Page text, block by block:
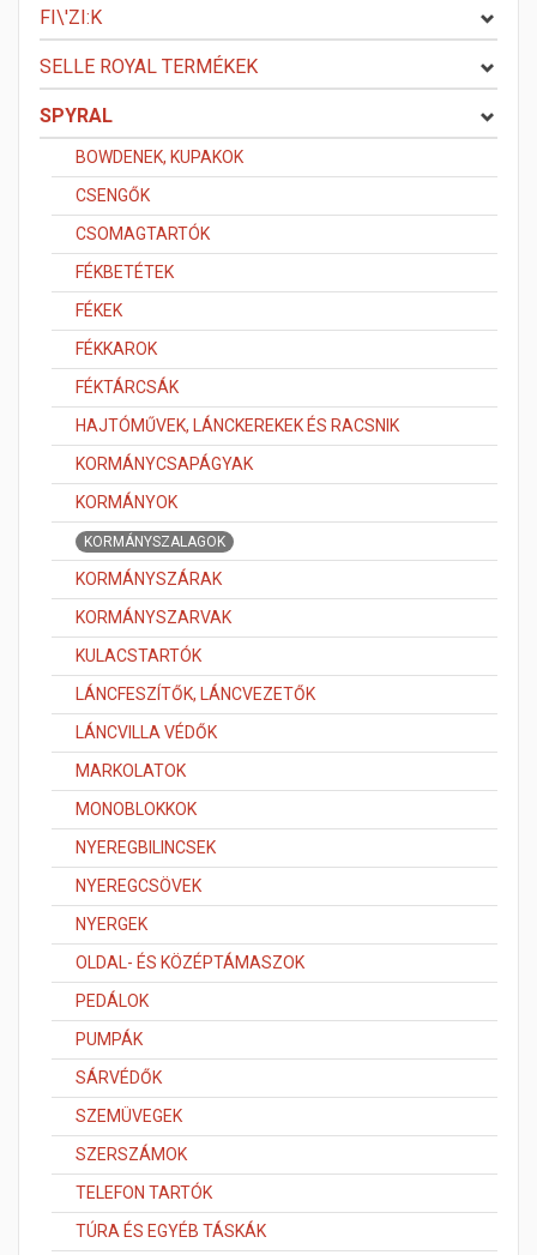
FI\'ZI:K
SELLE ROYAL TERMÉKEK
SPYRAL
BOWDENEK, KUPAKOK
CSENGŐK
CSOMAGTARTÓK
FÉKBETÉTEK
FÉKEK
FÉKKAROK
FÉKTÁRCSÁK
HAJTÓMŰVEK, LÁNCKEREKEK ÉS RACSNIK
KORMÁNYCSAPÁGYAK
KORMÁNYOK
KORMÁNYSZALAGOK
KORMÁNYSZÁRAK
KORMÁNYSZARVAK
KULACSTARTÓK
LÁNCFESZÍTŐK, LÁNCVEZETŐK
LÁNCVILLA VÉDŐK
MARKOLATOK
MONOBLOKKOK
NYEREGBILINCSEK
NYEREGCSÖVEK
NYERGEK
OLDAL- ÉS KÖZÉPTÁMASZOK
PEDÁLOK
PUMPÁK
SÁRVÉDŐK
SZEMÜVEGEK
SZERSZÁMOK
TELEFON TARTÓK
TÚRA ÉS EGYÉB TÁSKÁK